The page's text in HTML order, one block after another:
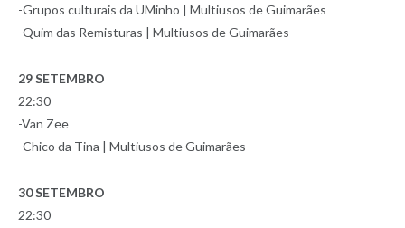
-Grupos culturais da UMinho | Multiusos de Guimarães
-Quim das Remisturas | Multiusos de Guimarães
29 SETEMBRO
22:30
-Van Zee
-Chico da Tina | Multiusos de Guimarães
30 SETEMBRO
22:30